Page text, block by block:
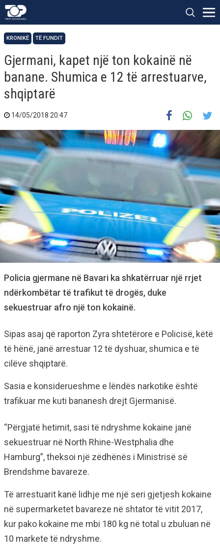
KRONIKË TË FUNDIT
Gjermani, kapet një ton kokainë në
banane. Shumica e 12 të arrestuarve,
shqiptarë
14/05/2018 20:47
Policia gjermane në Bavari ka shkatërruar një rrjet
ndërkombëtar të trafikut të drogës, duke
sekuestruar afro një ton kokainë.
Sipas asaj që raporton Zyra shtetërore e Policisë, këtë
të hënë, janë arrestuar 12 të dyshuar, shumica e të
cilëve shqiptarë.
Sasia e konsiderueshme e lëndës narkotike është
trafikuar me kuti bananesh drejt Gjermanisë.
“Përgjatë hetimit, sasi të ndryshme kokaine janë
sekuestruar në North Rhine-Westphalia dhe
Hamburg”, theksoi një zëdhënës i Ministrisë së
Brendshme bavareze.
Të arrestuarit kanë lidhje me një seri gjetjesh kokaine
në supermarketet bavareze në shtator të vitit 2017,
kur pako kokaine me mbi 180 kg në total u zbuluan në
10 markete të ndryshme.